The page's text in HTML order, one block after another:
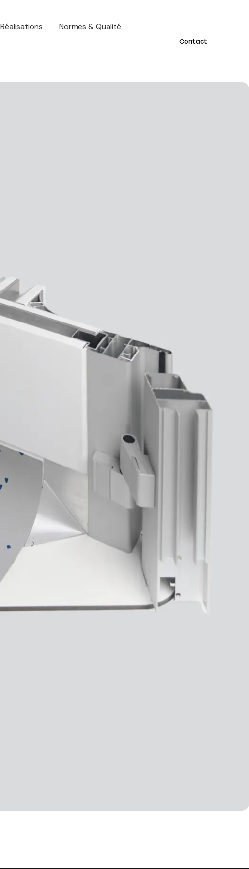
Réalisations Normes & Qualité
Contact